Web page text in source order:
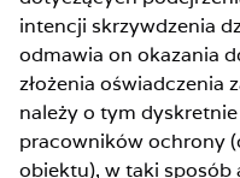
intencji skrzywdzenia
odmawia on okazania
złożenia oświadczenia
należy o tym
pracowników ochrony
obiektu), w taki sposób